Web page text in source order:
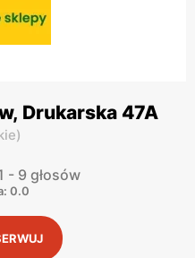
Drukarska 47A
)
- 9 głosów
0.0